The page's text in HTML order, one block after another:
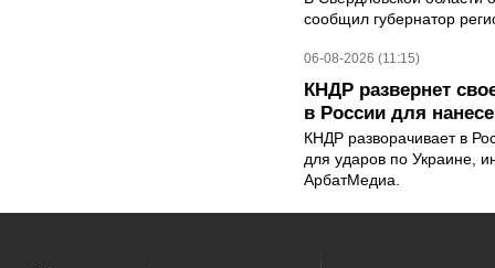
сообщил губернатор
06-08-2026 (11:15)
КНДР развернет
в России для
КНДР разворачивает в
для ударов по Украине,
АрбатМедиа.